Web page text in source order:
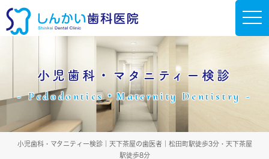
t
o
i
n
小児歯科・マタニティー検診
Pedodontics・Maternity Dentistry
小児歯科・マタニティー検診｜天下茶屋の歯医者｜松田町駅徒歩3分・天下茶屋
駅徒歩8分